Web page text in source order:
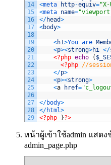
14
15
16
17
18
19
20
21
22
23
24
25
26
27
28
29
<meta http-equiv="X-
<meta name=
</head>
<body>
<h1>You are
<p><strong>hi </
<?php echo (
<?php //
</p>
<p><strong>
<a href=
</body>
</html>
<?php }?>
หน้าผู้เข้าใช้admin แสด
admin_page.php